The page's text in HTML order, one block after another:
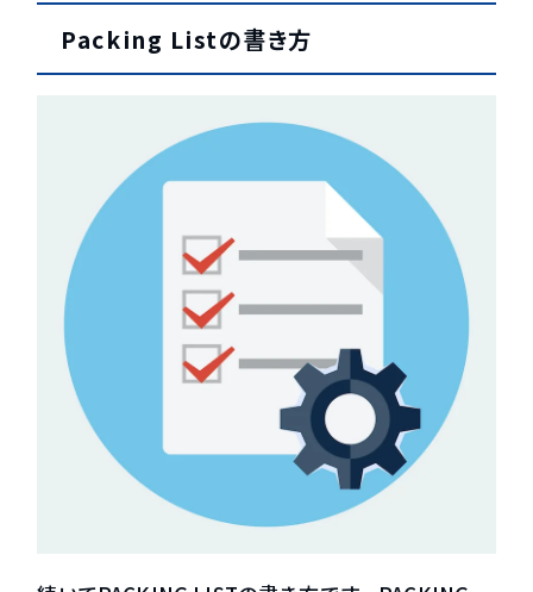
Packing Listの書き方